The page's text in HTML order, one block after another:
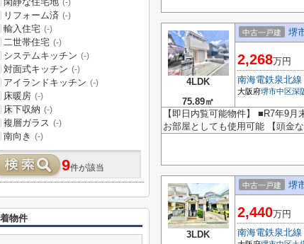
4LDK
75.89㎡
中古一戸建 堺
2,268万円
南海電鉄泉北線
大阪府堺市中区深
【即日内覧可能物件】 ■R7年9
お部屋としても使用可能 【頭金な
3LDK
中古一戸建 堺
2,440万円
南海電鉄泉北線
(-)
リフォーム済 (-)
輸入住宅 (-)
二世帯住宅 (-)
システムキッチン (-)
対面式キッチン (-)
アイランドキッチン (-)
床暖房 (-)
床下収納 (-)
複層ガラス (-)
南向き (-)
9件が該当
物件